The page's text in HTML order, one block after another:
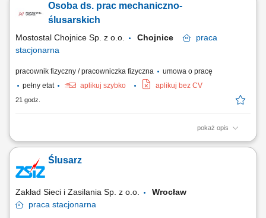
metali przy użyciu standardowej szlifierki kątowej; Aplikowanie warstw
osłonowych i zabezpieczających na gotowe komponenty; Załadunek i
Osoba ds. prac mechaniczno-
ślusarskich
Mostostal Chojnice Sp. z o.o. Chojnice
praca
stacjonarna
pracownik fizyczny / pracowniczka fizyczna
umowa o pracę
pełny etat
aplikuj szybko aplikuj bez CV
21 godz.
pokaż opis
Zakres obowiązków: naprawa uszkodzonych elementów maszyn,
parametrów technicznych, nadzór nad prawidłową pracą urządzeń i
utrzymaniem ciągłości produkcji, uruchamianie maszyn oraz
Ślusarz
Zakład Sieci i Zasilania Sp. z o.o.
Wrocław
praca stacjonarna